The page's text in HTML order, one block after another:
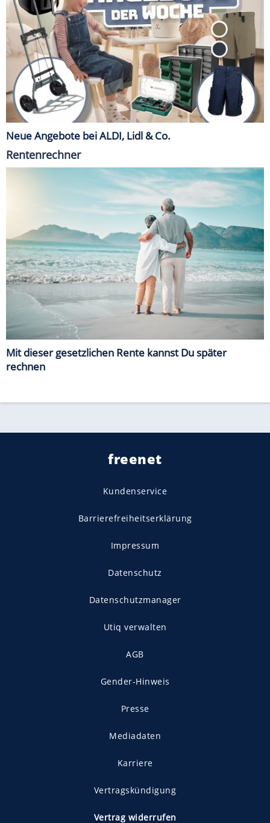
Neue Angebote bei ALDI, Lidl & Co.
Rentenrechner
Mit dieser gesetzlichen Rente kannst Du später
rechnen
freenet
Kundenservice
Barrierefreiheitserklärung
Impressum
Datenschutz
Datenschutzmanager
Utiq verwalten
AGB
Gender-Hinweis
Presse
Mediadaten
Karriere
Vertragskündigung
Vertrag widerrufen